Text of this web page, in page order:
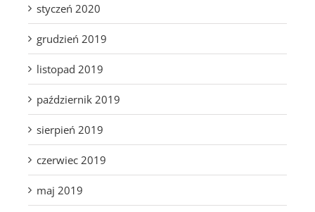
styczeń 2020
grudzień 2019
listopad 2019
październik 2019
sierpień 2019
czerwiec 2019
maj 2019